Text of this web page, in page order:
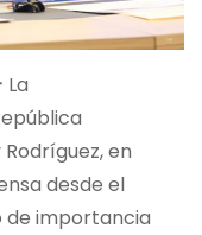
La
en
desde el
de importancia